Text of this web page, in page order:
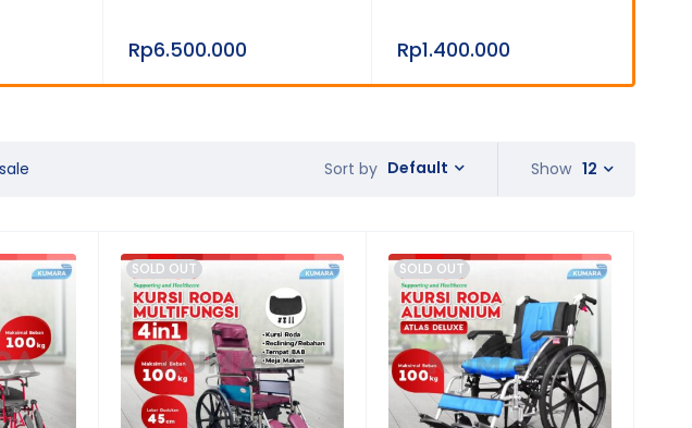
Rp6.500.000 Rp1.400.000
Sort by Default Show 12
SOLD OUT SOLD OUT